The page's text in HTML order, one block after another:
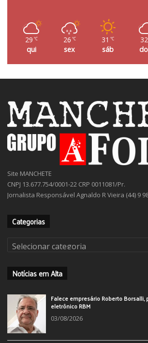
29 ℃
qui
26 ℃
sex
31 ℃
sáb
32
Site MANCHETE
CNPJ 13.677.754/0001-22 CRP 0011081/Pr.
Jornalista Responsável Agnaldo R Vieira (44) 9
Categorias
Categorias
Notícias em Alta
Falece empresário Roberto
eletrônico RBM
03/08/2026